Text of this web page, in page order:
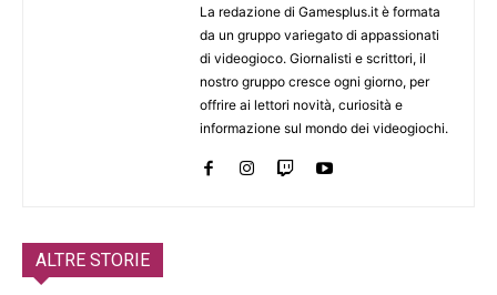
La redazione di Gamesplus.it è formata
da un gruppo variegato di appassionati
di videogioco. Giornalisti e scrittori, il
nostro gruppo cresce ogni giorno, per
offrire ai lettori novità, curiosità e
informazione sul mondo dei videogiochi.
ALTRE STORIE